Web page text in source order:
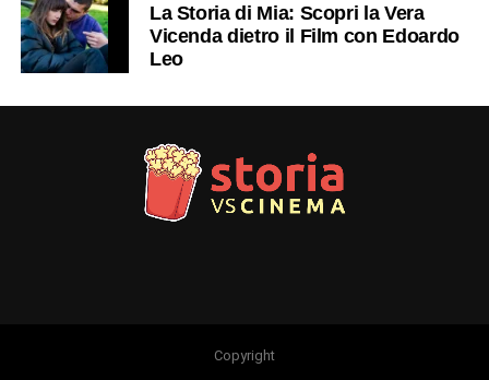
La Storia di Mia: Scopri la Vera
Vicenda dietro il Film con Edoardo
Leo
Copyright